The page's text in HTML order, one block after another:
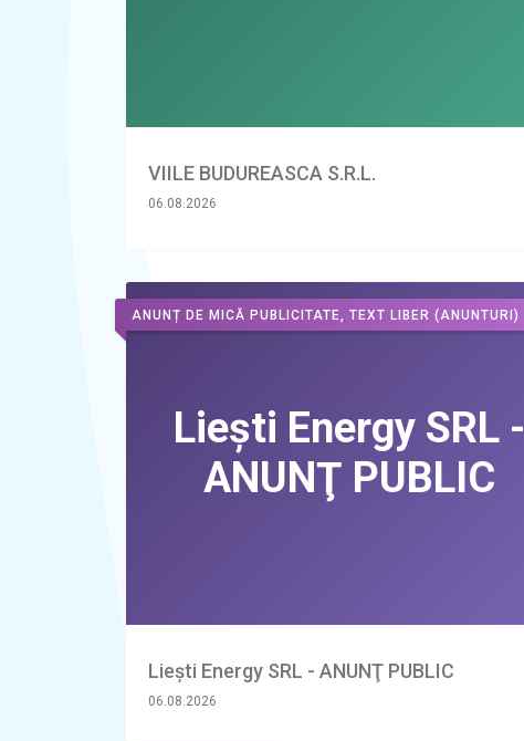
VIILE BUDUREASCA S.R.L.
06.08.2026
ANUNȚ DE MICĂ PUBLICITATE, TEXT LIBER (ANUNTURI)
Liești Energy SRL - ANUNŢ PUBLIC
06.08.2026